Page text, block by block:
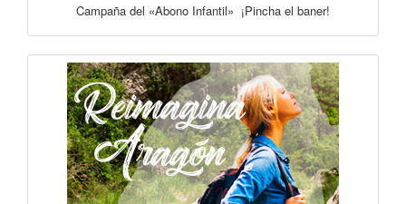
Campaña del «Abono Infantil» ¡Pincha el baner!